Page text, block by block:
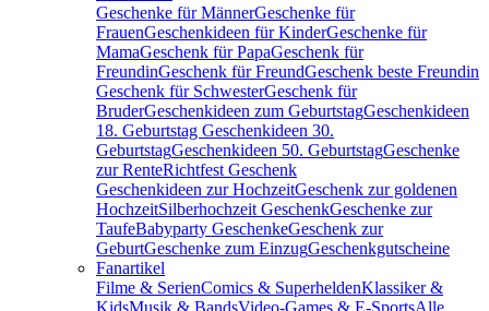
Geschenke für MännerGeschenke für
FrauenGeschenkideen für KinderGeschenke für
MamaGeschenk für PapaGeschenk für
FreundinGeschenk für FreundGeschenk beste Freundin
Geschenk für SchwesterGeschenk für
BruderGeschenkideen zum GeburtstagGeschenkideen
18. Geburtstag Geschenkideen 30.
GeburtstagGeschenkideen 50. GeburtstagGeschenke
zur RenteRichtfest Geschenk
Geschenkideen zur HochzeitGeschenk zur goldenen
HochzeitSilberhochzeit GeschenkGeschenke zur
TaufeBabyparty GeschenkeGeschenk zur
GeburtGeschenke zum EinzugGeschenkgutscheine
Fanartikel
Filme & SerienComics & SuperheldenKlassiker &
KidsMusik & BandsVideo-Games & E-SportsAlle